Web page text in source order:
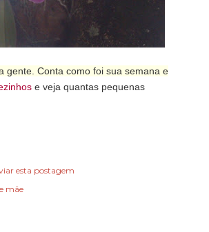
gente. Conta como foi sua semana e
e veja quantas pequenas
esta postagem
mãe